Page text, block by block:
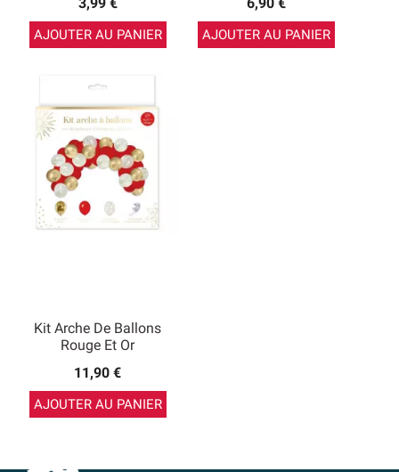
AJOUTER AU PANIER AJOUTER AU PANIER
Kit Arche De Ballons
Rouge Et Or
11,90 €
AJOUTER AU PANIER